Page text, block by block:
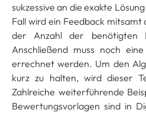
sukzessive an die exakte
Fall wird ein Feedback
der Anzahl der benötigten
Anschließend muss noch
errechnet werden. Um den
kurz zu halten, wird dieser
Zahlreiche weiterführende
Bewertungsvorlagen sind in